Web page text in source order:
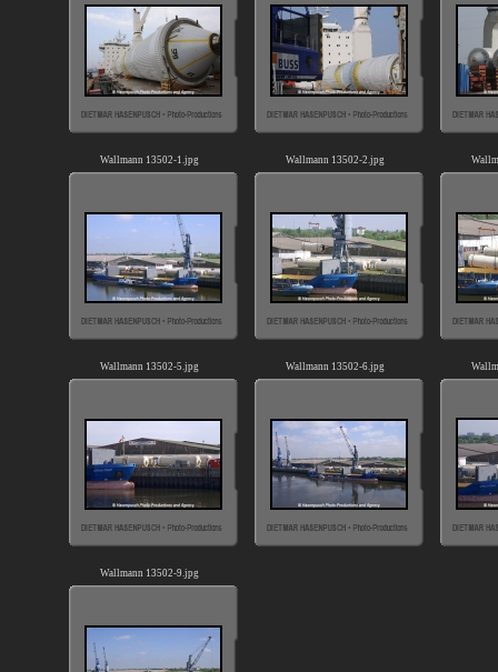
Wallmann 13502-1.jpg Wallmann 13502-2.jpg
Wallmann 13502-5.jpg Wallmann 13502-6.jpg
Wallmann 13502-9.jpg